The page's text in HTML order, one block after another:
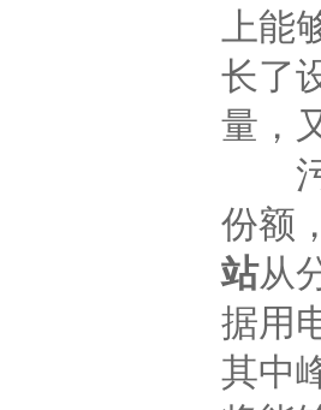
上能
长了
量，
污
份额
站从
据用
其中